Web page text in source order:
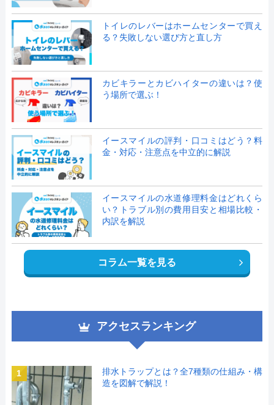
トイレのレバーはホームセンターで買え
る？失敗しない選び方と直し方
カビキラーとカビハイターの違いは？使
う場所で選ぶ！
イースマイルの評判・口コミはどう？料
金・対応・注意点を中立的に解説
イースマイルの水道修理料金はどれくら
い？トラブル別の費用目安と相場比較・
内訳を解説
コラム一覧を見る
アクセスランキング
1
排水トラップとは？全7種類の仕組み・構
造を図解で解説！